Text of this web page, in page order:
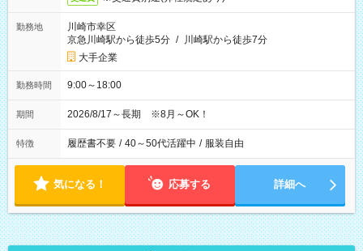
勤務地
川崎市幸区
京急川崎駅から徒歩5分 / 川崎駅から徒歩7分
大手企業
勤務時間 9:00～18:00
期間 2026/8/17～長期 ※8月～OK！
特徴 履歴書不要 / 40～50代活躍中 / 服装自由
気になる！ 応募する 詳細へ